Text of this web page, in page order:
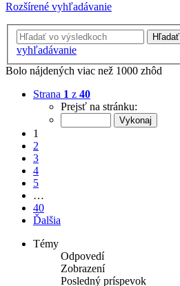
Rozšírené vyhľadávanie
Hľadať
vyhľadávanie
Bolo nájdených viac než 1000 zhôd
Strana 1 z 40
Prejsť na stránku:
1
2
3
4
5
…
40
Ďalšia
Témy
Odpovedí
Zobrazení
Posledný príspevok